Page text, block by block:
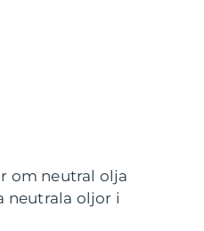
om neutral olja
neutrala oljor i